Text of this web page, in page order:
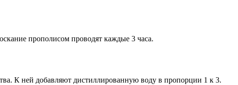
прополисом проводят каждые 3 часа.
К ней добавляют дистиллированную воду в пропорции 1 к 3.